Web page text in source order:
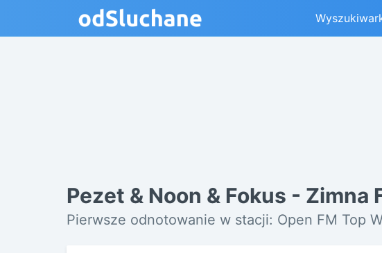
Pezet & Noon & Fokus - Zimna
Pierwsze odnotowanie w stacji: Open FM Top